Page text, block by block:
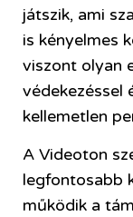
játszik, ami
is kényelmes
viszont olyan
védekezéssel
kellemetlen
A Videoton
legfontosabb
működik a